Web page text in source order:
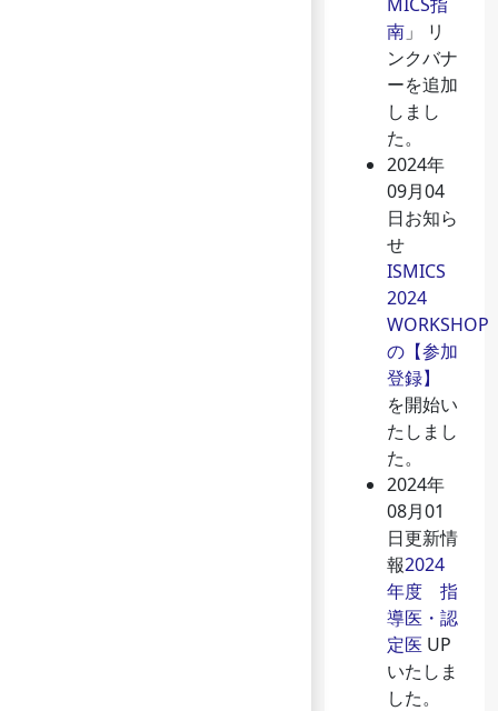
MICS指
南」 リ
ンクバナ
ーを追加
しまし
た。
2024年
09月04
日お知ら
せ
ISMICS
2024
WORKSHOP
の【参加
登録】
を開始い
たしまし
た。
2024年
08月01
日更新情
報2024
年度 指
導医・認
定医 UP
いたしま
した。